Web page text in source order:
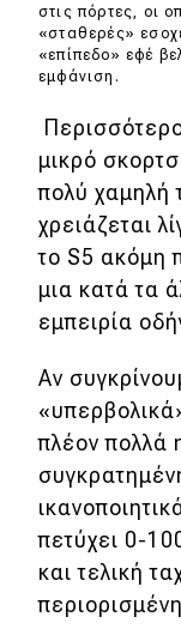
στις πόρτες, οι
«σταθερές»
«επίπεδο» εφέ
εμφάνιση.
μικρό
πολύ χαμηλή
χρειάζεται
το S5 ακόμη
μια κατά τα
εμπειρία
Αν
πλέον πολλά
πετύχει 0-
και τελική